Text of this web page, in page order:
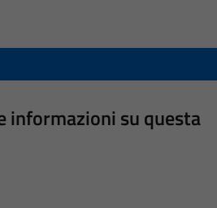
informazioni su questa